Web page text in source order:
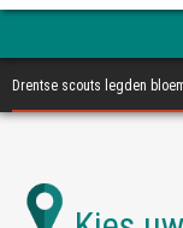
Drentse scouts legden